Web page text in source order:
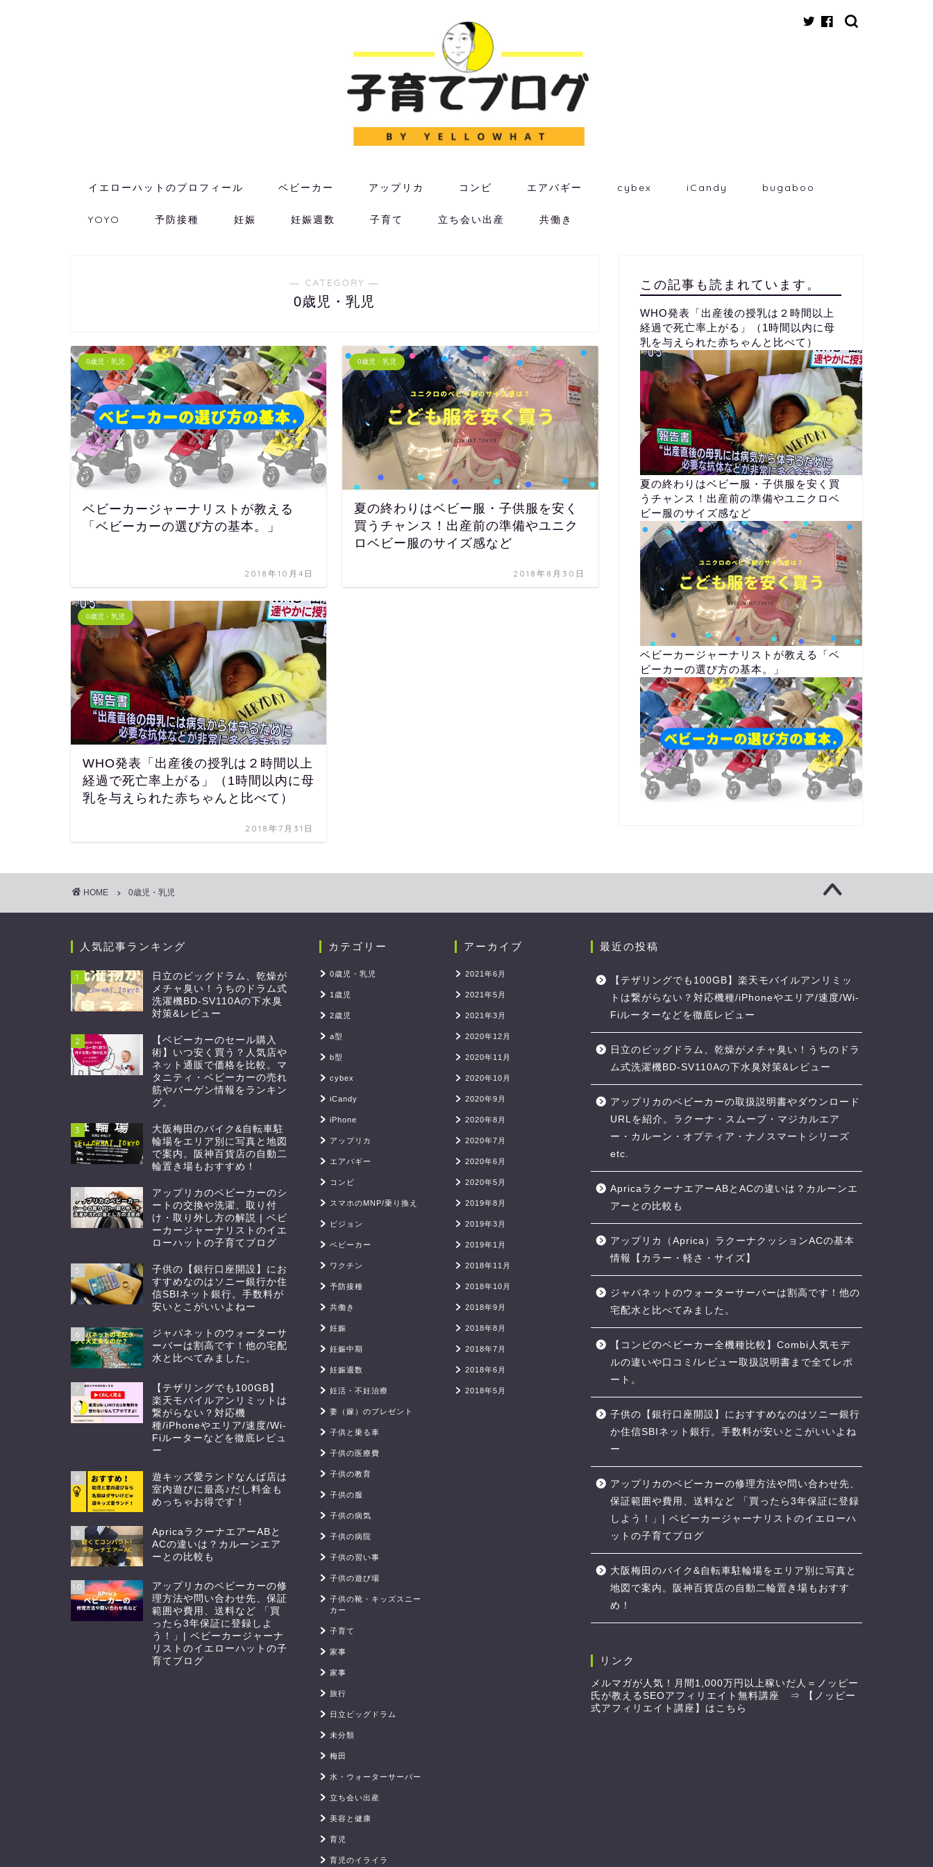
イエローハットのプロフィール ベビーカー アップリカ コンビ エアバギー cybex iCandy bugaboo
YOYO 予防接種 妊娠 妊娠週数 子育て 立ち会い出産 共働き
― CATEGORY ―
0歳児・乳児
0歳児・乳児
ベビーカージャーナリストが教える
「ベビーカーの選び方の基本。」
2018年10月4日
0歳児・乳児
夏の終わりはベビー服・子供服を安く
買うチャンス！出産前の準備やユニク
ロベビー服のサイズ感など
2018年8月30日
0歳児・乳児
WHO発表「出産後の授乳は２時間以上
経過で死亡率上がる」（1時間以内に母
乳を与えられた赤ちゃんと比べて）
2018年7月31日
この記事も読まれています。
WHO発表「出産後の授乳は２時間以上
経過で死亡率上がる」（1時間以内に母
乳を与えられた赤ちゃんと比べて）
夏の終わりはベビー服・子供服を安く買
うチャンス！出産前の準備やユニクロベ
ビー服のサイズ感など
ベビーカージャーナリストが教える「ベ
ビーカーの選び方の基本。」
HOME 0歳児・乳児
人気記事ランキング
1
日立のビッグドラム、乾燥が
メチャ臭い！うちのドラム式
洗濯機BD-SV110Aの下水臭
対策&レビュー
2
【ベビーカーのセール購入
術】いつ安く買う？人気店や
ネット通販で価格を比較。マ
タニティ・ベビーカーの売れ
筋やバーゲン情報をランキン
グ。
3
大阪梅田のバイク&自転車駐
輪場をエリア別に写真と地図
で案内。阪神百貨店の自動二
輪置き場もおすすめ！
4
アップリカのベビーカーのシ
ートの交換や洗濯、取り付
け・取り外し方の解説 | ベビ
ーカージャーナリストのイエ
ローハットの子育てブログ
5
子供の【銀行口座開設】にお
すすめなのはソニー銀行か住
信SBIネット銀行。手数料が
安いとこがいいよねー
6
ジャパネットのウォーターサ
ーバーは割高です！他の宅配
水と比べてみました。
7
【テザリングでも100GB】
楽天モバイルアンリミットは
繋がらない？対応機
種/iPhoneやエリア/速度/Wi-
Fiルーターなどを徹底レビュ
ー
8
遊キッズ愛ランドなんば店は
室内遊びに最高♪だし料金も
めっちゃお得です！
9
ApricaラクーナエアーABと
ACの違いは？カルーンエア
ーとの比較も
10
アップリカのベビーカーの修
理方法や問い合わせ先、保証
範囲や費用、送料など 「買
ったら3年保証に登録しよ
う！」| ベビーカージャーナ
リストのイエローハットの子
育てブログ
カテゴリー
0歳児・乳児
1歳児
2歳児
a型
b型
cybex
iCandy
iPhone
アップリカ
エアバギー
コンビ
スマホのMNP/乗り換え
ピジョン
ベビーカー
ワクチン
予防接種
共働き
妊娠
妊娠中期
妊娠週数
妊活・不妊治療
妻（嫁）のプレゼント
子供と乗る車
子供の医療費
子供の教育
子供の服
子供の病気
子供の病院
子供の習い事
子供の遊び場
子供の靴・キッズスニー
カー
子育て
家事
家事
旅行
日立ビッグドラム
未分類
梅田
水・ウォーターサーバー
立ち会い出産
美容と健康
育児
育児のイライラ
アーカイブ
2021年6月
2021年5月
2021年3月
2020年12月
2020年11月
2020年10月
2020年9月
2020年8月
2020年7月
2020年6月
2020年5月
2019年8月
2019年3月
2019年1月
2018年11月
2018年10月
2018年9月
2018年8月
2018年7月
2018年6月
2018年5月
最近の投稿
【テザリングでも100GB】楽天モバイルアンリミッ
トは繋がらない？対応機種/iPhoneやエリア/速度/Wi-
Fiルーターなどを徹底レビュー
日立のビッグドラム、乾燥がメチャ臭い！うちのドラ
ム式洗濯機BD-SV110Aの下水臭対策&レビュー
アップリカのベビーカーの取扱説明書やダウンロード
URLを紹介。ラクーナ・スムーブ・マジカルエア
ー・カルーン・オプティア・ナノスマートシリーズ
etc.
ApricaラクーナエアーABとACの違いは？カルーンエ
アーとの比較も
アップリカ（Aprica）ラクーナクッションACの基本
情報【カラー・軽さ・サイズ】
ジャパネットのウォーターサーバーは割高です！他の
宅配水と比べてみました。
【コンビのベビーカー全機種比較】Combi人気モデ
ルの違いや口コミ/レビュー取扱説明書まで全てレポ
ート。
子供の【銀行口座開設】におすすめなのはソニー銀行
か住信SBIネット銀行。手数料が安いとこがいいよね
ー
アップリカのベビーカーの修理方法や問い合わせ先、
保証範囲や費用、送料など 「買ったら3年保証に登録
しよう！」| ベビーカージャーナリストのイエローハ
ットの子育てブログ
大阪梅田のバイク&自転車駐輪場をエリア別に写真と
地図で案内。阪神百貨店の自動二輪置き場もおすす
め！
リンク
メルマガが人気！月間1,000万円以上稼いだ人＝ノッピー
氏が教えるSEOアフィリエイト無料講座 ⇒
【ノッピー
式アフィリエイト講座】はこちら